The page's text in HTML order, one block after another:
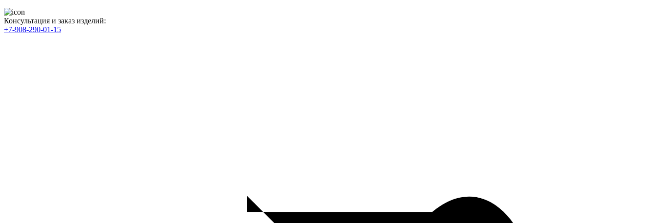
Консультация и заказ изделий:
+7-908-290-01-15